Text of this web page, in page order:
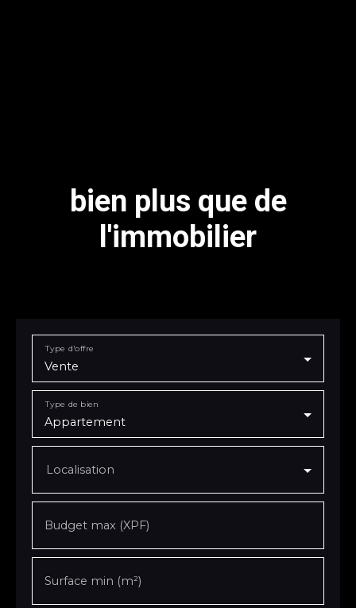
bien plus que de
l'immobilier
Vente
Type d'offre
Appartement
Type de bien
Localisation
Budget max (XPF)
Surface min (m²)